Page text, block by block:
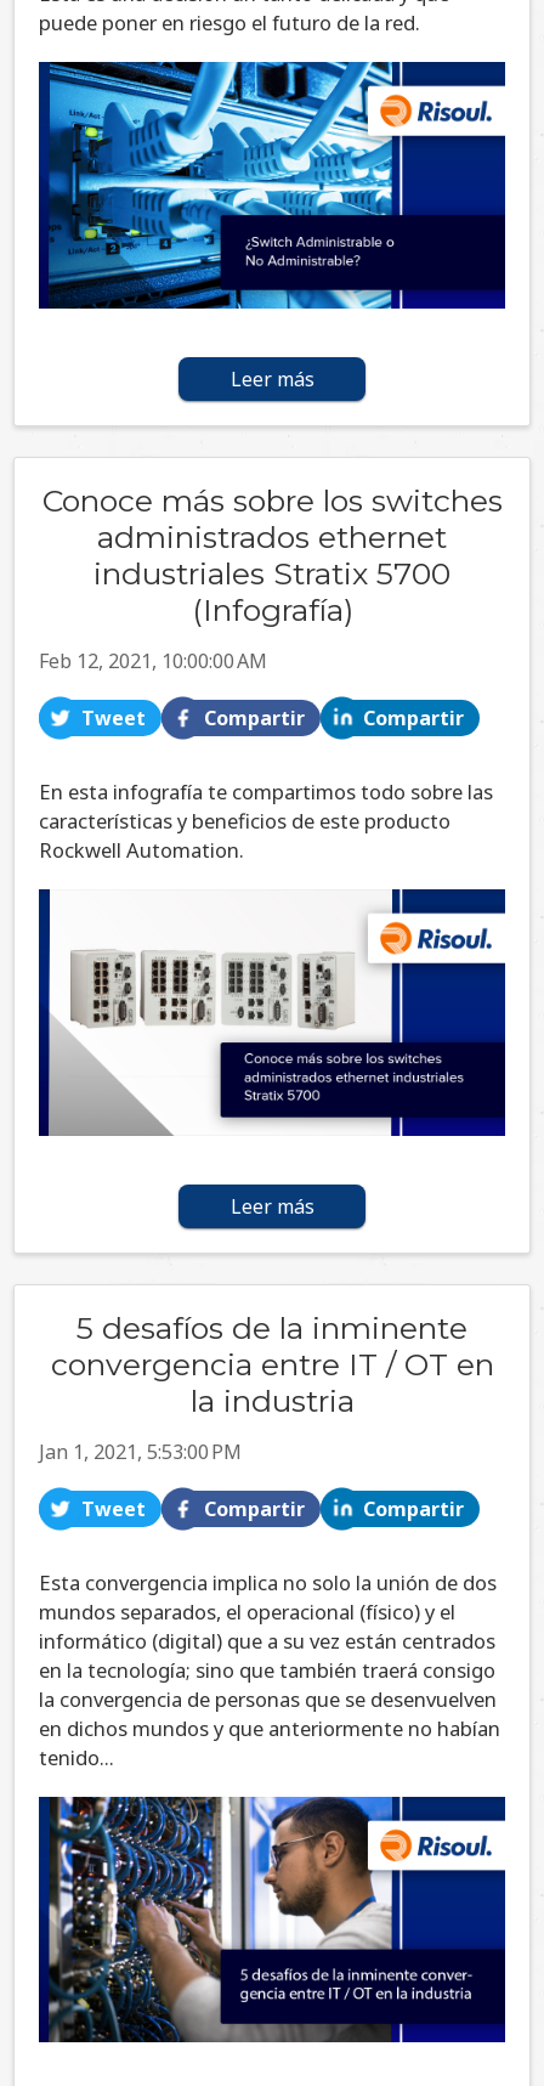
puede poner en riesgo el futuro de la red.
Leer más
Conoce más sobre los switches
administrados ethernet
industriales Stratix 5700
(Infografía)
Feb 12, 2021, 10:00:00 AM
Tweet Compartir Compartir
En esta infografía te compartimos todo sobre las
características y beneficios de este producto
Rockwell Automation.
Leer más
5 desafíos de la inminente
convergencia entre IT / OT en
la industria
Jan 1, 2021, 5:53:00 PM
Tweet Compartir Compartir
Esta convergencia implica no solo la unión de dos
mundos separados, el operacional (físico) y el
informático (digital) que a su vez están centrados
en la tecnología; sino que también traerá consigo
la convergencia de personas que se desenvuelven
en dichos mundos y que anteriormente no habían
tenido...